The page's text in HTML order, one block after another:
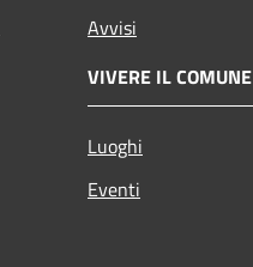
Avvisi
VIVERE IL COMUNE
Luoghi
Eventi